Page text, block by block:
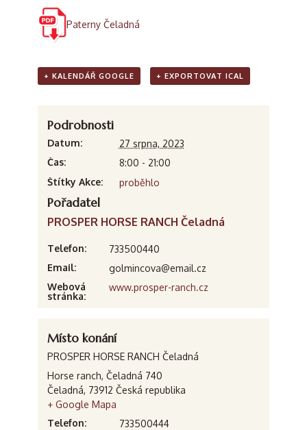
Paterny Čeladná
+ KALENDÁŘ GOOGLE + EXPORTOVAT ICAL
Podrobnosti
Datum:
27 srpna, 2023
Čas:
8:00 - 21:00
Štítky Akce:
proběhlo
Pořadatel
PROSPER HORSE RANCH Čeladná
Telefon:
733500440
Email:
golmincova@email.cz
Webová
stránka:
www.prosper-ranch.cz
Místo konání
PROSPER HORSE RANCH Čeladná
Horse ranch, Čeladná 740
Čeladná, 73912 Česká republika
+ Google Mapa
Telefon:
733500444